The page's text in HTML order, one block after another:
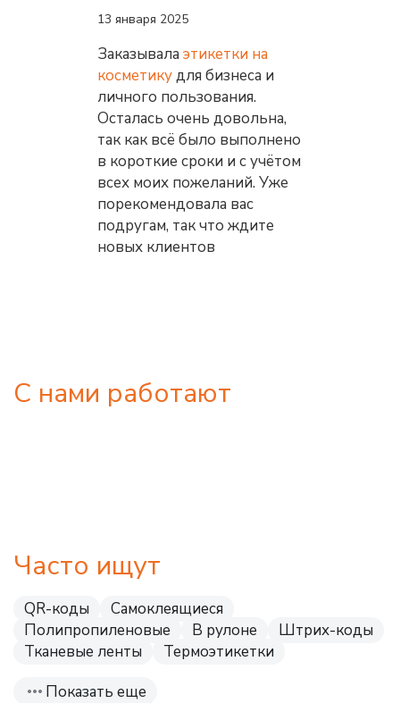
13 января 2025
Заказывала этикетки на
косметикудля бизнеса и
личного пользования.
Осталась очень довольна,
так как всё было выполнено
в короткие сроки и с учётом
всех моих пожеланий. Уже
порекомендовала вас
подругам, так что ждите
новых клиентов
С нами работают
Часто ищут
QR-коды
Самоклеящиеся
Полипропиленовые
В рулоне
Штрих-коды
Тканевые ленты
Термоэтикетки
Показать еще